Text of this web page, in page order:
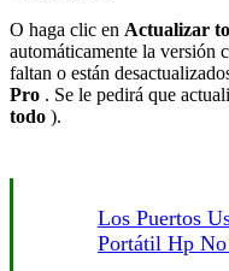
O haga clic en Actualizar
automáticamente la versión
faltan o están
Pro . Se le pedirá que
todo ).
Los Puertos
Portátil Hp